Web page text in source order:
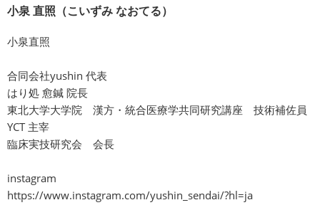
小泉 直照（こいずみ なおてる）
小泉直照
合同会社yushin 代表
はり処 愈鍼 院長
東北大学大学院 漢方・統合医療学共同研究講座 技術補佐員
YCT 主宰
臨床実技研究会 会長
instagram
https://www.instagram.com/yushin_sendai/?hl=ja